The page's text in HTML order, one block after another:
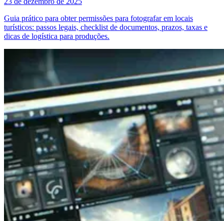
Guia prático para obter permissões para fotografar em locais
turísticos: passos legais, checklist de documentos, prazos, taxas e
dicas de logística para produções.